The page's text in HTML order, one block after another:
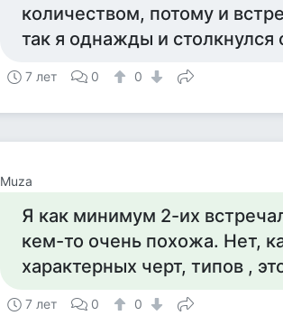
количеством, потому и
так я однажды и столкнулся
7 лет 0 0
Muza
Я как минимум 2-их
кем-то очень похожа. Нет,
характерных черт, типов ,
7 лет 0 0